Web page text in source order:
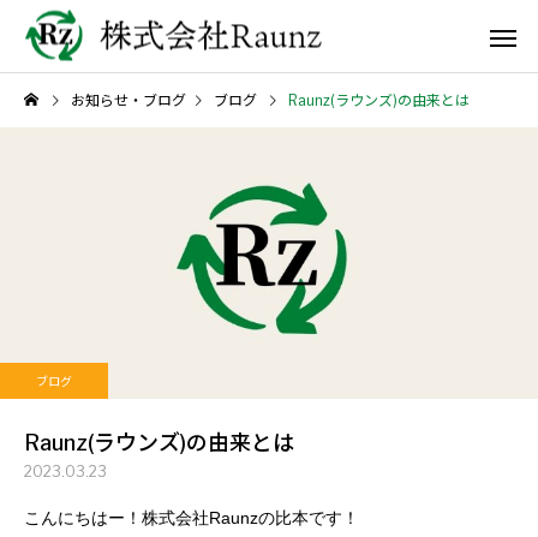
お知らせ・ブログ ブログ Raunz(ラウンズ)の由来とは
ブログ
Raunz(ラウンズ)の由来とは
2023.03.23
こんにちはー！株式会社Raunzの比本です！